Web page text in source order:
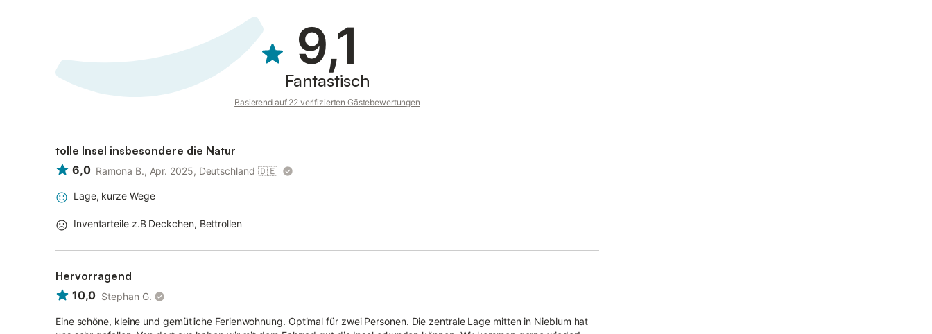
9,1
Fantastisch
Basierend auf 22 verifizierten Gästebewertungen
tolle Insel insbesondere die Natur
6,0 Ramona B., Apr. 2025, Deutschland 🇩🇪
Lage, kurze Wege
Inventarteile z.B Deckchen, Bettrollen
Hervorragend
10,0 Stephan G.
Eine schöne, kleine und gemütliche Ferienwohnung. Optimal für zwei Personen. Die zentrale Lage mitten in Nieblum hat